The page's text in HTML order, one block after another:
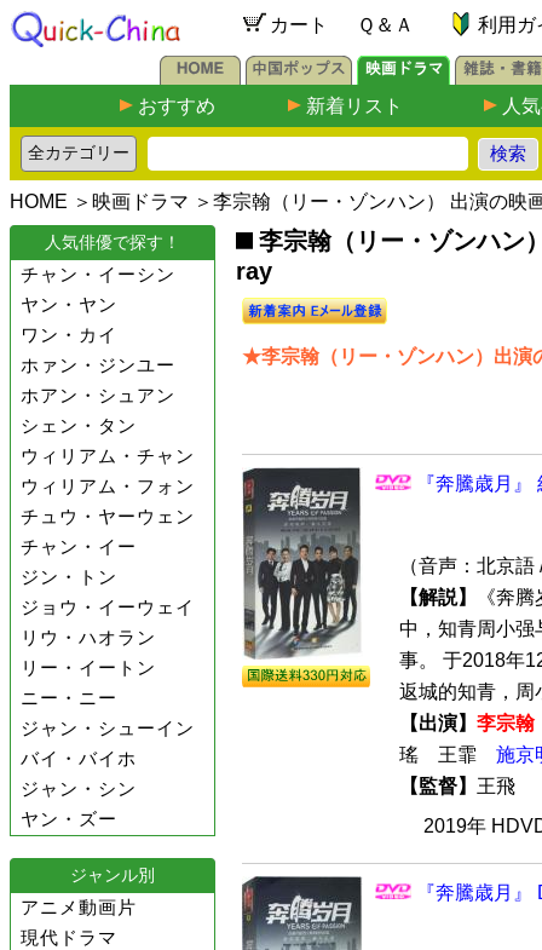
カート Ｑ＆Ａ 利用ガ
おすすめ 新着リスト 人
HOME ＞ 映画ドラマ ＞李宗翰（リー・ゾンハン） 出演の映
人気俳優で探す！
チャン・イーシン
ヤン・ヤン
ワン・カイ
ホァン・ジンユー
ホアン・シュアン
シェン・タン
ウィリアム・チャン
ウィリアム・フォン
チュウ・ヤーウェン
チャン・イー
ジン・トン
ジョウ・イーウェイ
リウ・ハオラン
リー・イートン
ニー・ニー
ジャン・シューイン
バイ・バイホ
ジャン・シン
ヤン・ズー
ジャンル別
アニメ動画片
現代ドラマ
李宗翰（リー・ゾンハン
ray
★李宗翰（リー・ゾンハン）出演
『奔騰歳月
（音声：北京
【解説】
《奔
中，知青周小强
事。 于2018年
返城的知青，周
【出演】 李宗翰
瑤 王霏 施京
【監督】 王飛
2019年
『奔騰歳月